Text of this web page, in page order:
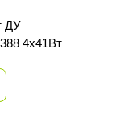
ДУ
4х41Вт